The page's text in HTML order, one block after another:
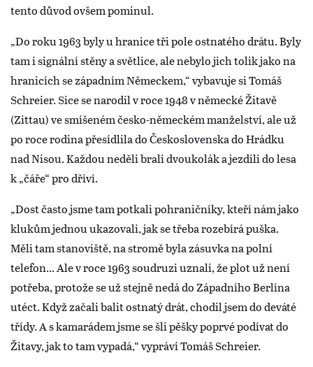
tento důvod ovšem pominul.
„Do roku 1963 byly u hranice tři pole ostnatého drátu. Byly
tam i signální stěny a světlice, ale nebylo jich tolik jako na
hranicích se západním Německem,“ vybavuje si Tomáš
Schreier. Sice se narodil v roce 1948 v německé Žitavě
(Zittau) ve smíšeném česko-německém manželství, ale už
po roce rodina přesídlila do Československa do Hrádku
nad Nisou. Každou neděli brali dvoukolák a jezdili do lesa
k „čáře“ pro dříví.
„Dost často jsme tam potkali pohraničníky, kteří nám jako
klukům jednou ukazovali, jak se třeba rozebírá puška.
Měli tam stanoviště, na stromě byla zásuvka na polní
telefon... Ale v roce 1963 soudruzi uznali, že plot už není
potřeba, protože se už stejně nedá do Západního Berlína
utéct. Když začali balit ostnatý drát, chodil jsem do deváté
třídy. A s kamarádem jsme se šli pěšky poprvé podívat do
Žitavy, jak to tam vypadá,“ vypráví Tomáš Schreier.